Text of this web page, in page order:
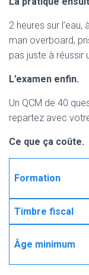
2 heures sur
man overboard,
pas juste à réussir
L’examen enfin.
Un QCM de 40
repartez avec
Ce que ça coûte.
Formation
Timbre fiscal
Âge minimum